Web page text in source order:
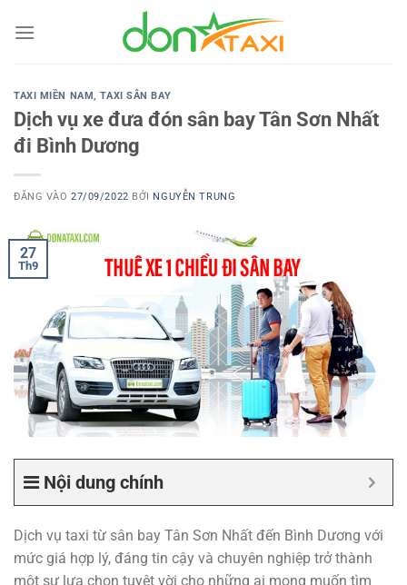
qua
TAXI MIỀN NAM,TAXI SÂN BAY
Dịch vụ xe đưa đón sân bay Tân Sơn Nhất
đi Bình Dương
ĐĂNG VÀO27/09/2022 BỞI NGUYỄN TRUNG
27
Th9
Nội dung chính
Dịch vụ taxi từ sân bay Tân Sơn Nhất đến Bình Dương với
mức giá hợp lý, đáng tin cậy và chuyên nghiệp trở thành
một sự lựa chọn tuyệt vời cho những ai mong muốn tìm